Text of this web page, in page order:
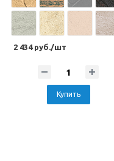
2 434 руб./шт
Купить